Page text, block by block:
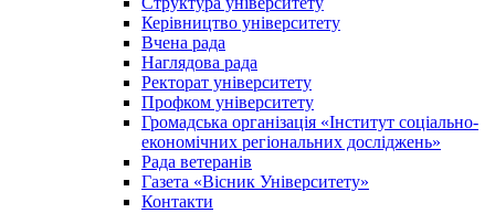
Керівництво університету
Вчена рада
Наглядова рада
Ректорат університету
Профком університету
Громадська організація «Інститут соціально-
економічних регіональних досліджень»
Рада ветеранів
Газета «Вісник Університету»
Контакти